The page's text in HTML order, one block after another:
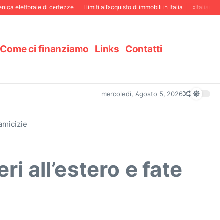
elettorale di certezze I limiti all’acquisto di immobili in Italia «Italiani in
Come ci finanziamo Links Contatti
mercoledì, Agosto 5, 2026
all’estero e fate